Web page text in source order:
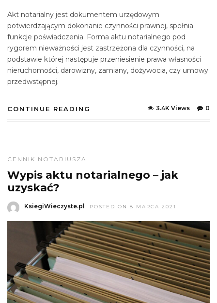
Akt notarialny jest dokumentem urzędowym
potwierdzającym dokonanie czynności prawnej, spełnia
funkcje poświadczenia. Forma aktu notarialnego pod
rygorem nieważności jest zastrzeżona dla czynności, na
podstawie której następuje przeniesienie prawa własności
nieruchomości, darowizny, zamiany, dożywocia, czy umowy
przedwstępnej.
CONTINUE READING 0
3.4K Views
CENNIK NOTARIUSZA
Wypis aktu notarialnego – jak
uzyskać?
KsiegiWieczyste.pl POSTED ON 8 MARCA 2021